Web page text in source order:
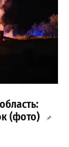
(фото)